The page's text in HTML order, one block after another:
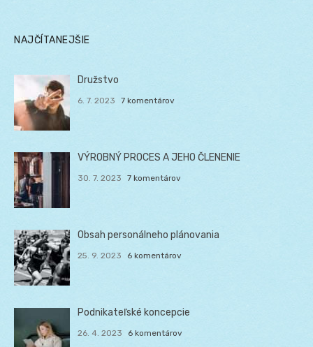
NAJČÍTANEJŠIE
Družstvo
6. 7. 2023 7 komentárov
VÝROBNÝ PROCES A JEHO ČLENENIE
30. 7. 2023 7 komentárov
Obsah personálneho plánovania
25. 9. 2023 6 komentárov
Podnikateľské koncepcie
26. 4. 2023 6 komentárov